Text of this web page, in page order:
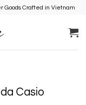
Goods Crafted in Vietnam
Casio